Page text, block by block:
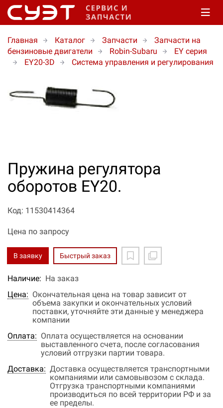
Главная Каталог Запчасти
Запчасти на
бензиновые двигатели
Robin-Subaru
EY серия
EY20-3D
Система управления и регулирования
Пружина регулятора
оборотов EY20.
Код: 11530414364
Цена по запросу
В заявку Быстрый заказ
Наличие: На заказ
Цена: Окончательная цена на товар зависит от
объема закупки и окончательных условий
поставки, уточняйте эти данные у менеджера
компании
Оплата: Оплата осуществляется на основании
выставленного счета, после согласования
условий отгрузки партии товара.
Доставка: Доставка осуществляется транспортными
компаниями или самовывозом с склада.
Отгрузка транспортными компаниями
производиться по всей территории РФ и за
ее пределы.